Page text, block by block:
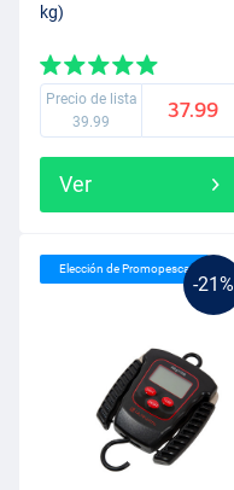
kg)
Precio de lista
39.99
37.99
Ver
-21%
Elección de Promopesca